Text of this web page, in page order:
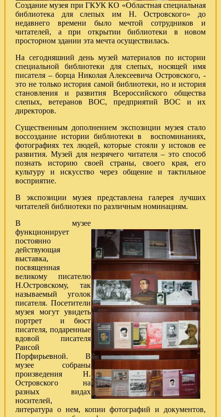
Создание музея при ГКУК КО «Областная специальная
библиотека для слепых им Н. Островского» до
недавнего времени было мечтой сотрудников и
читателей, а при открытии библиотеки в новом
просторном здании эта мечта осуществилась.
На сегодняшний день музей материалов по истории
специальной библиотеки для слепых, носящей имя
писателя – борца Николая Алексеевича Островского, -
это не только история самой библиотеки, но и история
становления и развития Всероссийского общества
слепых, ветеранов ВОС, предприятий ВОС и их
директоров.
Существенным дополнением экспозиции музея стало
воссоздание истории библиотеки в воспоминаниях,
фотографиях тех людей, которые стояли у истоков ее
развития. Музей для незрячего читателя – это способ
познать историю своей страны, своего края, его
культуру и искусство через общение и тактильное
восприятие.
В экспозиции музея представлена галерея лучших
читателей библиотеки по различным номинациям.
В музее
функционирует
постоянно
действующая
выставка,
посвященная
великому писателю
Н.Островскому, так
называемый уголок
писателя. Посетители
музея могут увидеть
портрет и бюст
писателя, подаренные
вдовой писателя
Раисой
Порфирьевной. В
музее собраны
произведения Н.
Островского на
разных видах
носителей,
литература о нем, копии фотографий и документов,